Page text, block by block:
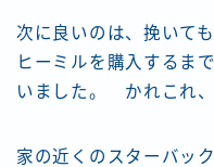
次に良いのは、挽いて
ヒーミルを購入するま
いました。 かれこれ、
家の近くのスターバッ